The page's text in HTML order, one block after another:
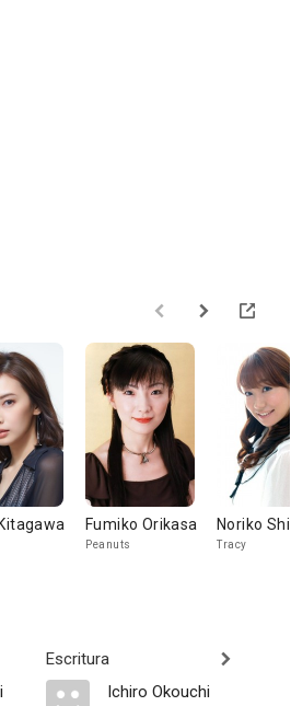
Fumiko Orikasa
Peanuts
Noriko
Tracy
Escritura
Ichiro Okouchi